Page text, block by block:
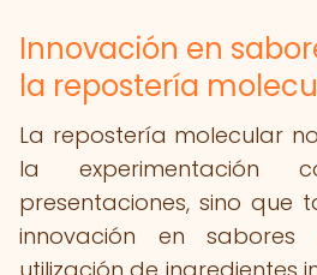
Innovación en
la repostería
La repostería molecular
la experimentación
presentaciones, sino que
innovación en